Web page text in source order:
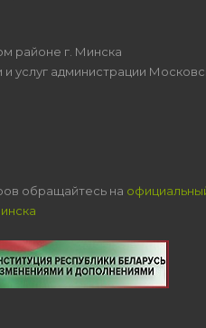
районе г. Минска
услуг администрации
обращайтесь на